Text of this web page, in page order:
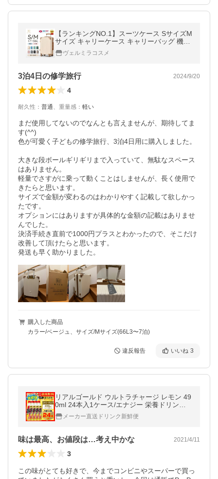
【ランキングNO.1】スーツケース SサイズM
サイズ キャリーケース キャリーバッグ 機内
持込 TSAロック かわいい 軽量 2泊3日 41L
修学旅行 単品
ヴェルミラコスメ
3泊4日の修学旅行 2024/9/20
4
耐久性 ： 普通、 重量感 ： 軽い
まだ使用してないのでなんとも言えませんが、期待してま
す(^^)
色が可愛く子どもの修学旅行、3泊4日用に購入しました。
大きな段ボールギリギリまで入っていて、無駄なスペース
はありません。
軽量でさすがに乗って動くことはしませんが、長く使用で
きたらと思います。
サイズで金額が変わるのはわかりやすく記載して欲しかっ
たです。
オプションにはありますが具体的な金額の記載はありませ
んでした。
決済手続き直前で1000円プラスとわかったので、そこだけ
改善して頂けたらと思います。
発送も早く助かりました。
購入した商品
カラー/ベージュ、サイズ/Mサイズ(66L3〜7泊)
違反報告 いいね 3
リアルゴールド ウルトラチャージ レモン 49
0ml 24本入1ケース/エナジー 栄養ドリンク
炭酸 PET コカ・コーラ社/メーカー直送 送料
無料メーカー直送ドリンク新鮮便
味は最高、お値段は…考え中かな 2021/4/11
3
この味がとても好きで、今までコンビニやスーパーで買っ